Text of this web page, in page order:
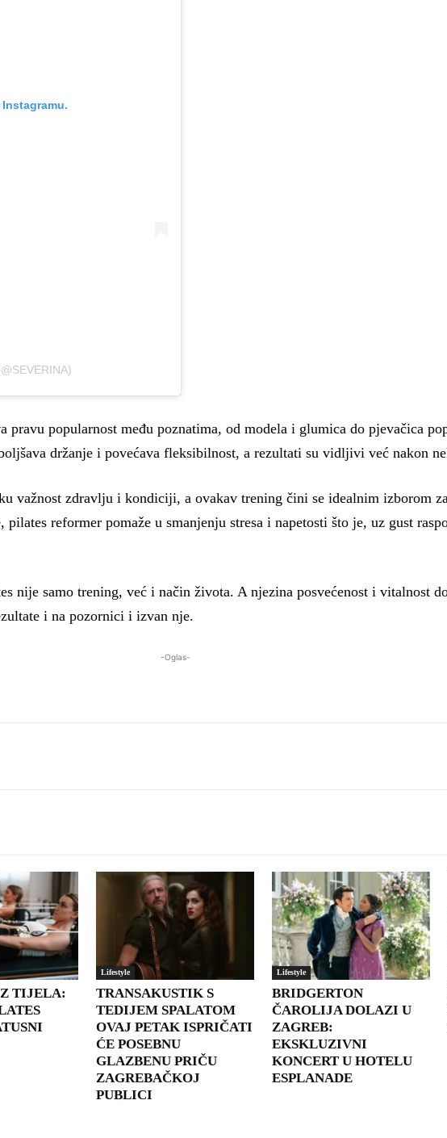
pravu popularnost među poznatima, od modela i glumica do pjevačica
držanje i povećava fleksibilnost, a rezultati su vidljivi već nakon
važnost zdravlju i kondiciji, a ovakav trening čini se idealnim izborom
reformer pomaže u smanjenju stresa i napetosti što je, uz gust
nije samo trening, već i način života. A njezina posvećenost i vitalnost
i na pozornici i izvan nje.
-Oglas-
TIJELA:
Lifestyle
TRANSAKUSTIK S
TEDIJEM SPALATOM
OVAJ PETAK ISPRIČATI
ĆE POSEBNU
GLAZBENU PRIČU
ZAGREBAČKOJ
PUBLICI
Lifestyle
BRIDGERTON
ČAROLIJA DOLAZI U
ZAGREB:
EKSKLUZIVNI
KONCERT U HOTELU
ESPLANADE